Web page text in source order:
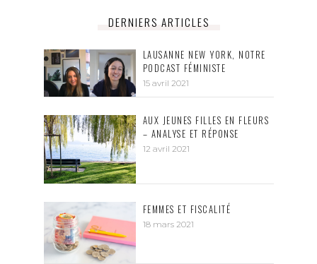
DERNIERS ARTICLES
LAUSANNE NEW YORK, NOTRE
PODCAST FÉMINISTE
15 avril 2021
AUX JEUNES FILLES EN FLEURS
– ANALYSE ET RÉPONSE
12 avril 2021
FEMMES ET FISCALITÉ
18 mars 2021